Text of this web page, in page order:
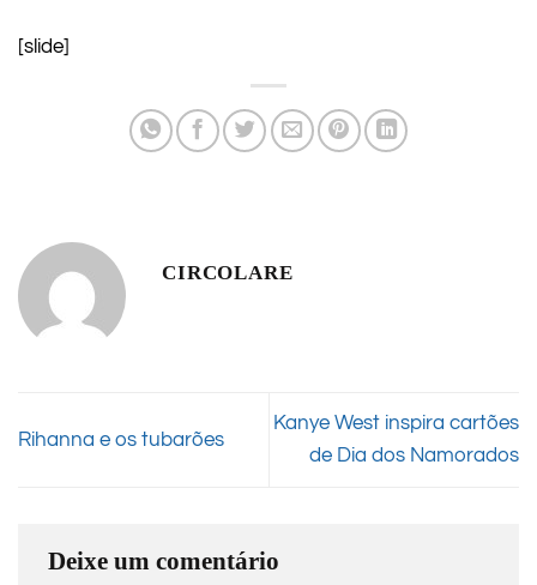
[slide]
CIRCOLARE
Rihanna e os tubarões
Kanye West inspira cartões
de Dia dos Namorados
Deixe um comentário